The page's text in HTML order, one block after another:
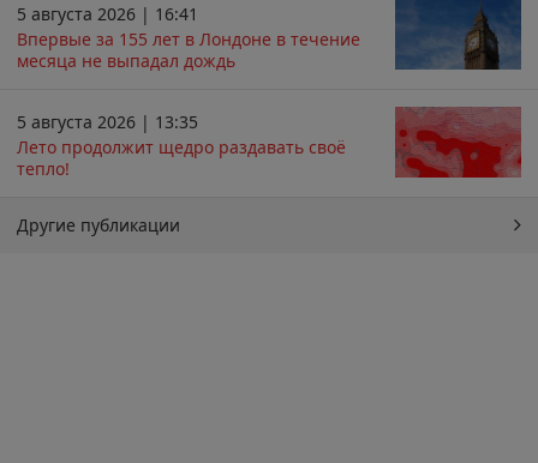
5 августа 2026 | 16:41
Впервые за 155 лет в Лондоне в течение
месяца не выпадал дождь
5 августа 2026 | 13:35
Лето продолжит щедро раздавать своё
тепло!
Другие публикации